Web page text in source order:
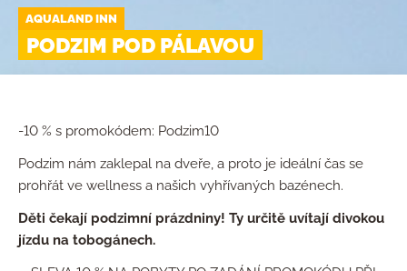
AQUALAND INN
PODZIM POD PÁLAVOU
-10 % s promokódem: Podzim10
Podzim nám zaklepal na dveře, a proto je ideální čas se
prohřát ve wellness a našich vyhřívaných bazénech.
Děti čekají podzimní prázdniny! Ty určitě uvítají divokou
jízdu na tobogánech.